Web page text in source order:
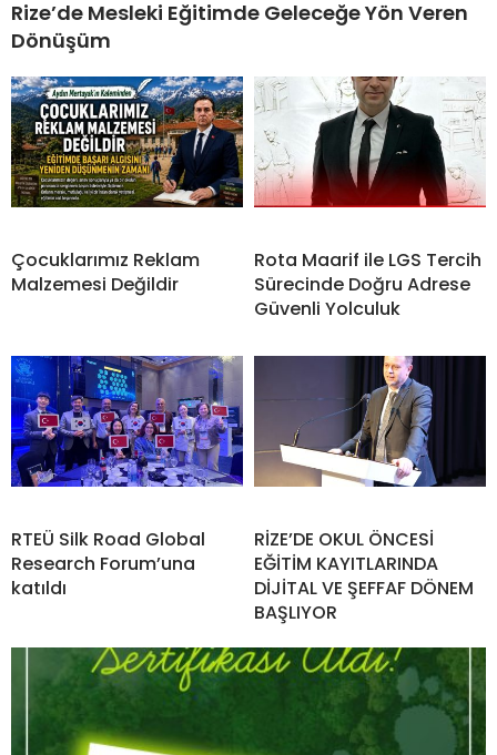
Rize’de Mesleki Eğitimde Geleceğe Yön Veren
Dönüşüm
Çocuklarımız Reklam
Malzemesi Değildir
Rota Maarif ile LGS Tercih
Sürecinde Doğru Adrese
Güvenli Yolculuk
RTEÜ Silk Road Global
Research Forum’una
katıldı
RİZE’DE OKUL ÖNCESİ
EĞİTİM KAYITLARINDA
DİJİTAL VE ŞEFFAF DÖNEM
BAŞLIYOR